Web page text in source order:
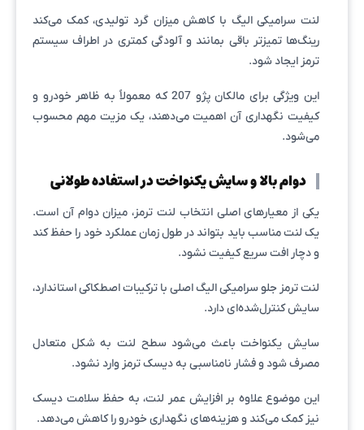
لنت سرامیکی الیگ با کاهش میزان گرد تولیدی، کمک می‌کند
رینگ‌ها تمیزتر باقی بمانند و آلودگی کمتری در اطراف سیستم
ترمز ایجاد شود.
این ویژگی برای مالکان پژو 207 که معمولاً به ظاهر خودرو و
کیفیت نگهداری آن اهمیت می‌دهند، یک مزیت مهم محسوب
می‌شود.
دوام بالا و سایش یکنواخت در استفاده طولانی
یکی از معیارهای اصلی انتخاب لنت ترمز، میزان دوام آن است.
یک لنت مناسب باید بتواند در طول زمان عملکرد خود را حفظ کند
و دچار افت سریع کیفیت نشود.
لنت ترمز جلو سرامیکی الیگ اصلی با ترکیبات اصطکاکی استاندارد،
سایش کنترل‌شده‌ای دارد.
سایش یکنواخت باعث می‌شود سطح لنت به شکل متعادل
مصرف شود و فشار نامناسبی به دیسک ترمز وارد نشود.
این موضوع علاوه بر افزایش عمر لنت، به حفظ سلامت دیسک
نیز کمک می‌کند و هزینه‌های نگهداری خودرو را کاهش می‌دهد.